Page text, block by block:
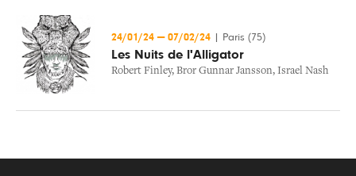
24/01/24 — 07/02/24 Paris (75)
Les Nuits de l'Alligator
Robert Finley, Bror Gunnar Jansson, Israel Nash